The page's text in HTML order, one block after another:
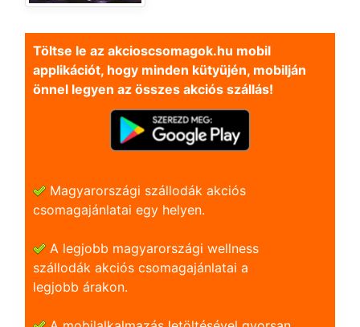
Töltse le az akcioscsomagok.hu mobil
applikációt, hogy minden kütyüjén, mobilján
önnel legyen az összes akciós szállás!
Magyarországi szállodák akciós
csomagajánlatai egy helyen.
A legjobb magyarországi wellness
szállodák akciós csomagajánlatai a
legjobb árakon.